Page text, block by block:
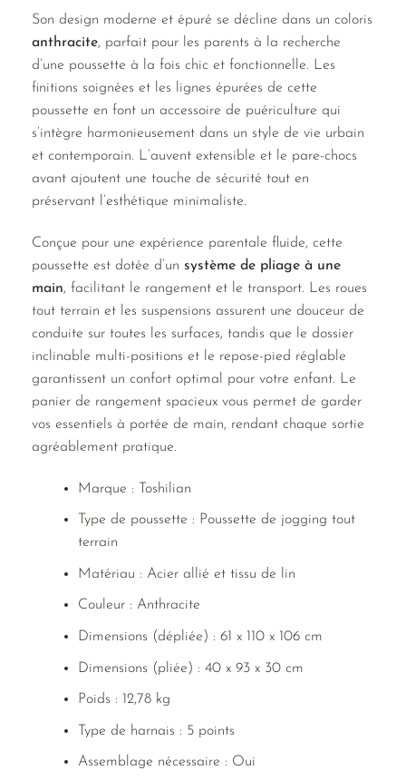
Son design moderne et épuré se décline dans un coloris
anthracite, parfait pour les parents à la recherche
d’une poussette à la fois chic et fonctionnelle. Les
finitions soignées et les lignes épurées de cette
poussette en font un accessoire de puériculture qui
s’intègre harmonieusement dans un style de vie urbain
et contemporain. L’auvent extensible et le pare-chocs
avant ajoutent une touche de sécurité tout en
préservant l’esthétique minimaliste.
Conçue pour une expérience parentale fluide, cette
poussette est dotée d’un système de pliage à une
main, facilitant le rangement et le transport. Les roues
tout terrain et les suspensions assurent une douceur de
conduite sur toutes les surfaces, tandis que le dossier
inclinable multi-positions et le repose-pied réglable
garantissent un confort optimal pour votre enfant. Le
panier de rangement spacieux vous permet de garder
vos essentiels à portée de main, rendant chaque sortie
agréablement pratique.
Marque : Toshilian
Type de poussette : Poussette de jogging tout
terrain
Matériau : Acier allié et tissu de lin
Couleur : Anthracite
Dimensions (dépliée) : 61 x 110 x 106 cm
Dimensions (pliée) : 40 x 93 x 30 cm
Poids : 12,78 kg
Type de harnais : 5 points
Assemblage nécessaire : Oui